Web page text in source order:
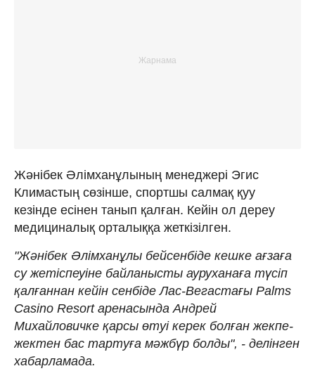
Жәнібек Әлімханұлының менеджері Эгис
Климастың сөзінше, спортшы cалмақ қуу
кезінде есінен танып қалған. Кейін ол дереу
медициналық орталыққа жеткізілген.
"Жәнібек Әлімханұлы бейсенбіде кешке ағзаға
су жетіспеуіне байланысты ауруханаға түсіп
қалғаннан кейін сенбіде Лас-Вегастағы Palms
Casino Resort аренасында Андрей
Михайловичке қарсы өтуі керек болған жекпе-
жектен бас тартуға мәжбүр болды", - делінген
хабарламада.